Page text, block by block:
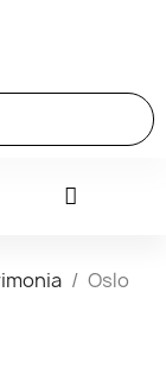
Oslo